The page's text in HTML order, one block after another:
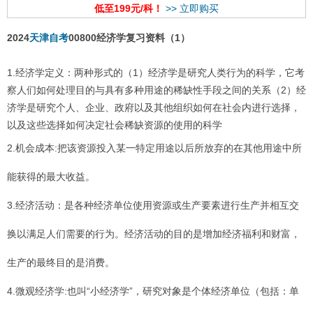
低至199元/科！ >> 立即购买
2024天津自考00800经济学复习资料（1）
1.经济学定义：两种形式的（1）经济学是研究人类行为的科学，它考
察人们如何处理目的与具有多种用途的稀缺性手段之间的关系（2）经
济学是研究个人、企业、政府以及其他组织如何在社会内进行选择，
以及这些选择如何决定社会稀缺资源的使用的科学
2.机会成本:把该资源投入某一特定用途以后所放弃的在其他用途中所
能获得的最大收益。
3.经济活动：是各种经济单位使用资源或生产要素进行生产并相互交
换以满足人们需要的行为。经济活动的目的是增加经济福利和财富，
生产的最终目的是消费。
4.微观经济学:也叫“小经济学”，研究对象是个体经济单位（包括：单